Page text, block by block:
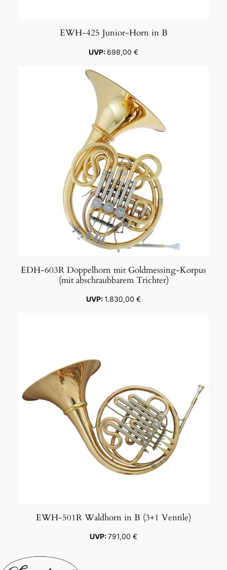
EWH-425 Junior-Horn in B
698,00 €
EDH-603R Doppelhorn mit Goldmessing-Korpus
(mit abschraubbarem Trichter)
1.830,00 €
EWH-501R Waldhorn in B (3+1 Ventile)
791,00 €